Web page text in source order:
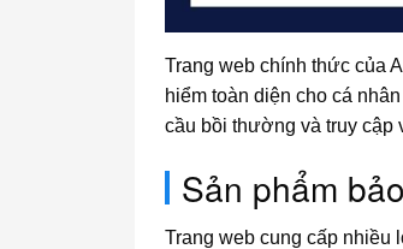
Trang web chính thức của
hiểm toàn diện cho cá
cầu bồi thường và truy cập
Sản phẩm
Trang web cung cấp nhiều